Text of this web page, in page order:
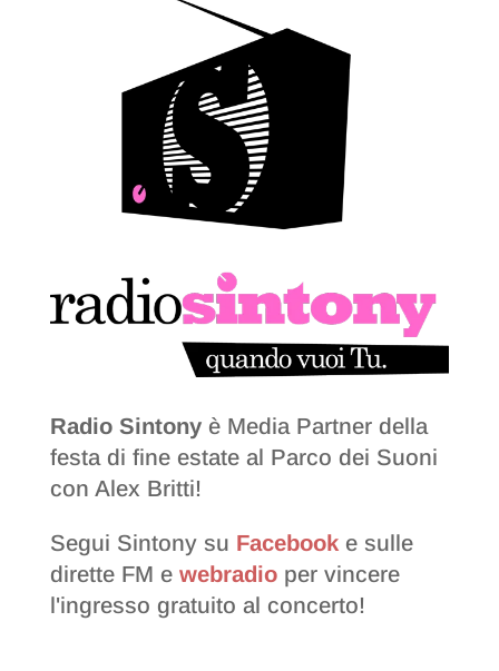
Radio Sintonyè Media Partner della
festa di fine estate al Parco dei Suoni
con Alex Britti!
Segui Sintony su Facebooke sulle
dirette FM e webradioper vincere
l'ingresso gratuito al concerto!